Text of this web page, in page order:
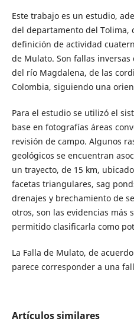
Este trabajo es un estudio,
del departamento del Tolima,
definición de actividad
de Mulato. Son fallas
del río Magdalena, de las
Colombia, siguiendo una
Para el estudio se utilizó el
base en fotografías áreas
revisión de campo. Algunos
geológicos se encuentran
un trayecto, de 15 km,
facetas triangulares, sag
drenajes y brechamiento de
otros, son las evidencias más
permitido clasificarla como
La Falla de Mulato, de
parece corresponder a una
Artículos similares